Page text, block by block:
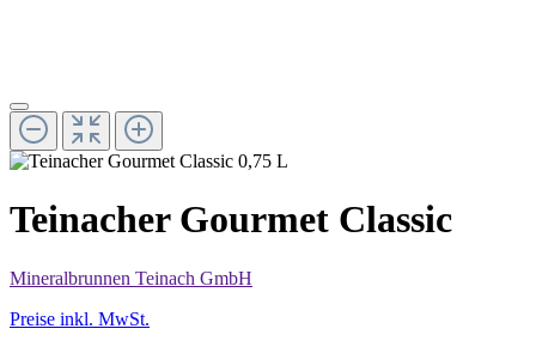
Teinacher Gourmet Classic
Mineralbrunnen Teinach GmbH
Preise inkl. MwSt.